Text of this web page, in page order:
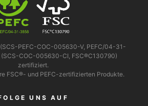
(SCS-PEFC-COC-005630-V, PEFC/04-31-
COC-005630-CI, FSC®C130790)
zertifiziert.
FSC®- und PEFC-zertifizierten Produkte.
UNS AUF